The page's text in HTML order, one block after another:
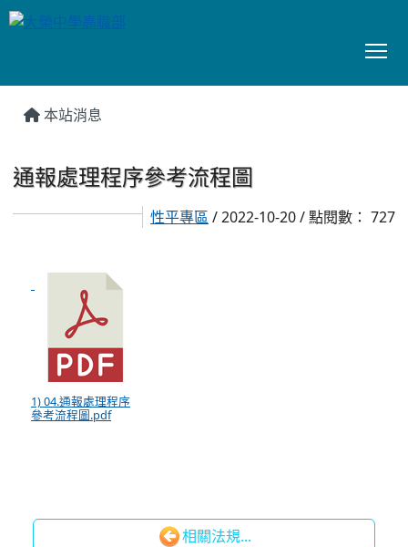
本站消息
通報處理程序參考流程圖
性平專區 / 2022-10-20 / 點閱數： 727
1) 04.通報處理程序
參考流程圖.pdf
相關法規...